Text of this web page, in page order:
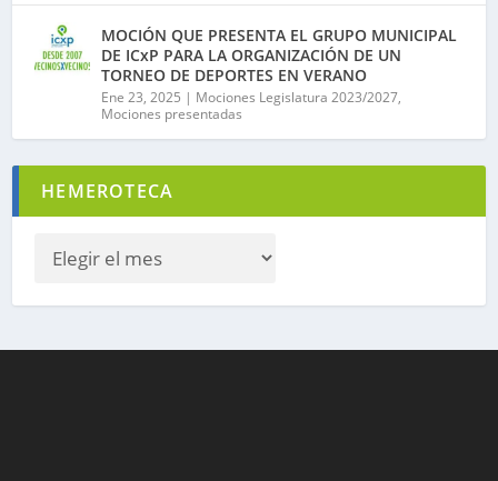
MOCIÓN QUE PRESENTA EL GRUPO MUNICIPAL
DE ICxP PARA LA ORGANIZACIÓN DE UN
TORNEO DE DEPORTES EN VERANO
Ene 23, 2025 | Mociones Legislatura 2023/2027,
Mociones presentadas
HEMEROTECA